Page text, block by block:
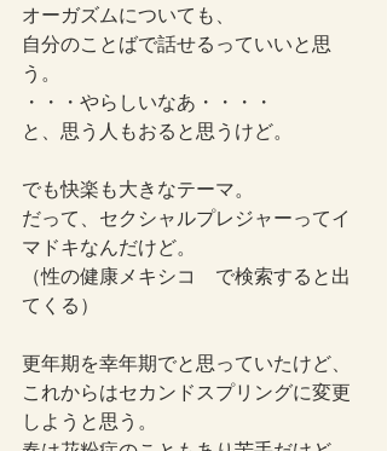
オーガズムについても、
自分のことばで話せるっていいと思
う。
・・・やらしいなあ・・・・
と、思う人もおると思うけど。
でも快楽も大きなテーマ。
だって、セクシャルプレジャーってイ
マドキなんだけど。
（性の健康メキシコ　で検索すると出
てくる）
更年期を幸年期でと思っていたけど、
これからはセカンドスプリングに変更
しようと思う。